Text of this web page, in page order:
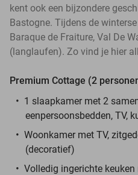
kent ook een bijzondere
Bastogne. Tijdens de
Baraque de Fraiture, Val De
(langlaufen). Zo vind je hier
Premium Cottage (2
1 slaapkamer met 2
eenpersoonsbedden, TV,
Woonkamer met TV,
(decoratief)
Volledig ingerichte